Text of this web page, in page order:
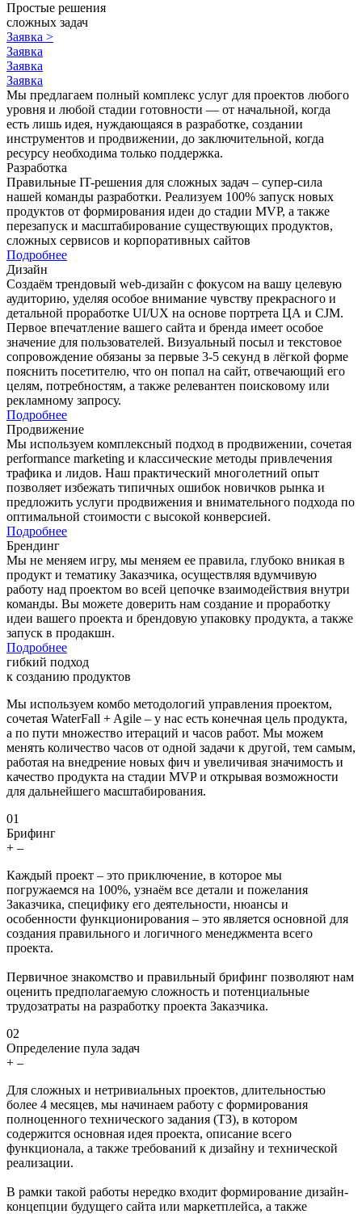
Простые решения
сложных задач
Заявка >
Заявка
Заявка
Заявка
Мы предлагаем полный комплекс услуг для проектов любого
уровня и любой стадии готовности — от начальной, когда
есть лишь идея, нуждающаяся в разработке, создании
инструментов и продвижении, до заключительной, когда
ресурсу необходима только поддержка.
Разработка
Правильные IT-решения для сложных задач – супер-сила
нашей команды разработки. Реализуем 100% запуск новых
продуктов от формирования идеи до стадии MVP, а также
перезапуск и масштабирование существующих продуктов,
сложных сервисов и корпоративных сайтов
Подробнее
Дизайн
Создаём трендовый web-дизайн с фокусом на вашу целевую
аудиторию, уделяя особое внимание чувству прекрасного и
детальной проработке UI/UX на основе портрета ЦА и CJM.
Первое впечатление вашего сайта и бренда имеет особое
значение для пользователей. Визуальный посыл и текстовое
сопровождение обязаны за первые 3-5 секунд в лёгкой форме
пояснить посетителю, что он попал на сайт, отвечающий его
целям, потребностям, а также релевантен поисковому или
рекламному запросу.
Подробнее
Продвижение
Мы используем комплексный подход в продвижении, сочетая
performance marketing и классические методы привлечения
трафика и лидов. Наш практический многолетний опыт
позволяет избежать типичных ошибок новичков рынка и
предложить услуги продвижения и внимательного подхода по
оптимальной стоимости с высокой конверсией.
Подробнее
Брендинг
Мы не меняем игру, мы меняем ее правила, глубоко вникая в
продукт и тематику Заказчика, осуществляя вдумчивую
работу над проектом во всей цепочке взаимодействия внутри
команды. Вы можете доверить нам создание и проработку
идеи вашего проекта и брендовую упаковку продукта, а также
запуск в продакшн.
Подробнее
гибкий подход
к созданию продуктов
Мы используем комбо методологий управления проектом,
сочетая WaterFall + Agile – у нас есть конечная цель продукта,
а по пути множество итераций и часов работ. Мы можем
менять количество часов от одной задачи к другой, тем самым,
работая на внедрение новых фич и увеличивая значимость и
качество продукта на стадии MVP и открывая возможности
для дальнейшего масштабирования.
01
Брифинг
+ –
Каждый проект – это приключение, в которое мы
погружаемся на 100%, узнаём все детали и пожелания
Заказчика, специфику его деятельности, нюансы и
особенности функционирования – это является основной для
создания правильного и логичного менеджмента всего
проекта.
Первичное знакомство и правильный брифинг позволяют нам
оценить предполагаемую сложность и потенциальные
трудозатраты на разработку проекта Заказчика.
02
Определение пула задач
+ –
Для сложных и нетривиальных проектов, длительностью
более 4 месяцев, мы начинаем работу с формирования
полноценного технического задания (ТЗ), в котором
содержится основная идея проекта, описание всего
функционала, а также требований к дизайну и технической
реализации.
В рамки такой работы нередко входит формирование дизайн-
концепции будущего сайта или маркетплейса, а также